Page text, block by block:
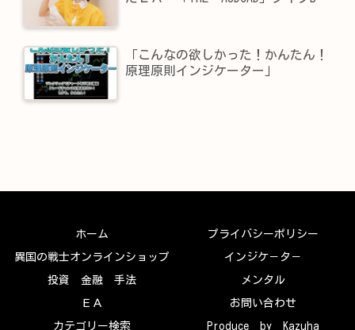
「こんなの欲しかった！かんたん！
原理原則インジケーター」
ホーム プライバシーポリシー
異国の戦士オンラインショップ インジケ－タ－
投資 金融 手法 メンタル
ＥＡ お問い合わせ
カテゴリー検索 Produce by Kazuha